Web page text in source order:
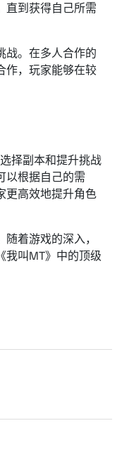
直到获得自己所需
战。在多人合作的
作，玩家能够在较
择副本和提升挑战
以根据自己的需
更高效地提升角色
着游戏的深入，
我叫MT》中的顶级